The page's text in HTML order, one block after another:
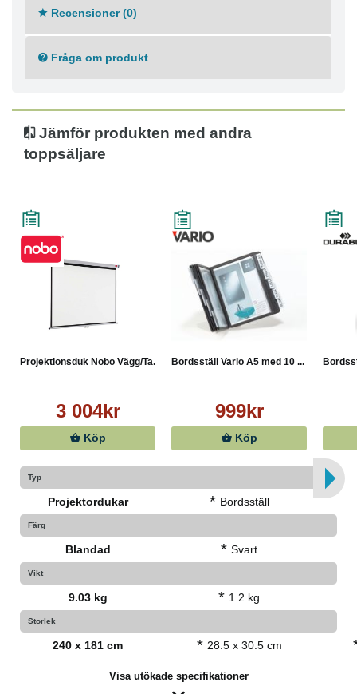
Recensioner (0)
Fråga om produkt
Jämför produkten med andra
toppsäljare
Projektionsduk Nobo Vägg/Ta...
3 004kr
Köp
Bordsställ Vario A5 med 10 ...
999kr
Köp
Typ
Projektordukar * Bordsställ
Färg
Blandad * Svart
Vikt
9.03 kg * 1.2 kg
Storlek
240 x 181 cm * 28.5 x 30.5 cm
Visa utökade specifikationer